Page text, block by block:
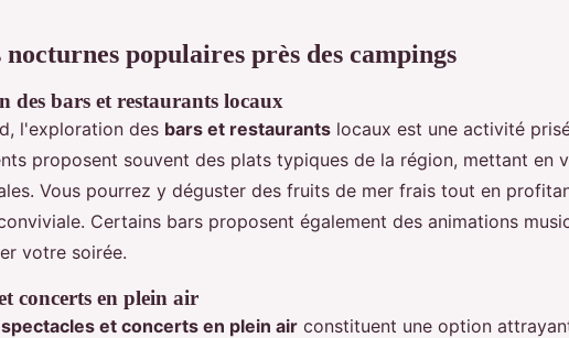
populaires près des campings
des bars et restaurants locaux
l'exploration des bars et restaurants locaux est une activité
proposent souvent des plats typiques de la région, mettant en
Vous pourrez y déguster des fruits de mer frais tout en
Certains bars proposent également des animations
votre soirée.
concerts en plein air
spectacles et concerts en plein air constituent une option